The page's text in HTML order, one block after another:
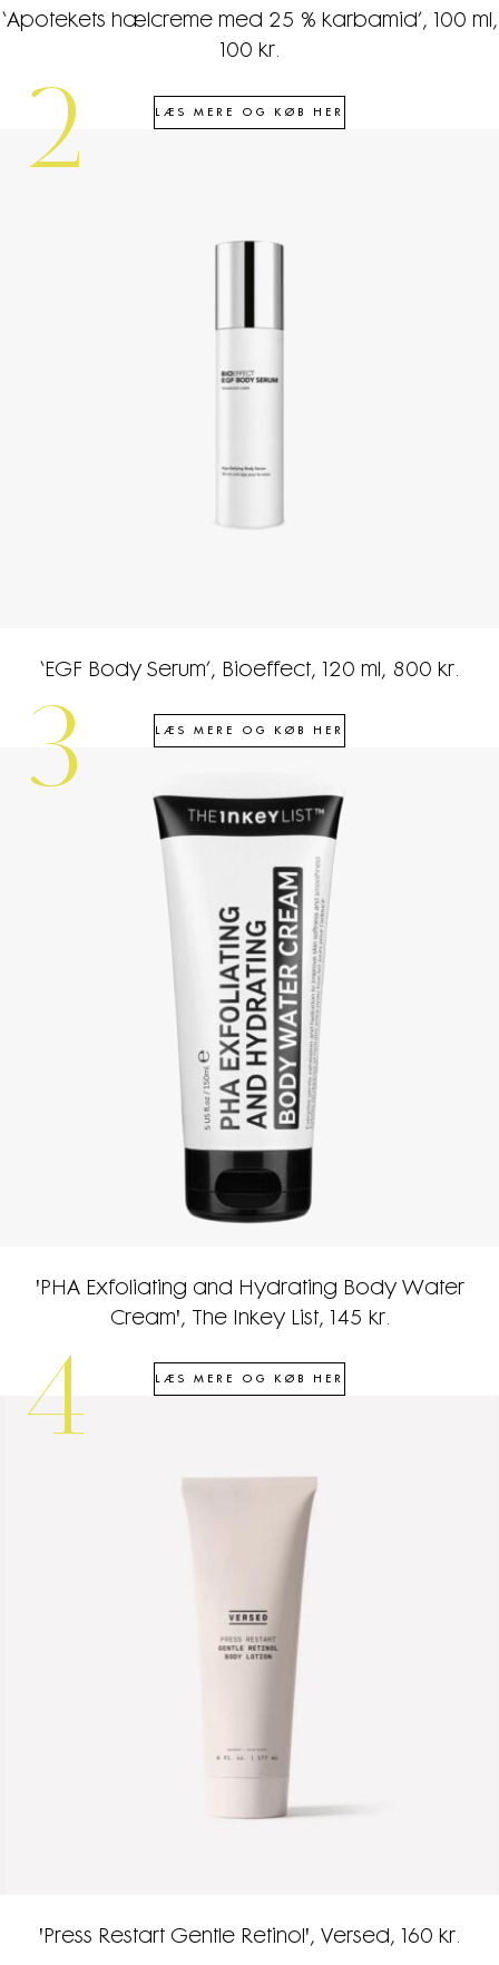
‘Apotekets hælcreme med 25 % karbamid’, 100 ml,
100 kr.
LÆS MERE OG KØB HER
2
‘EGF Body Serum’, Bioeffect, 120 ml, 800 kr.
LÆS MERE OG KØB HER
3
'PHA Exfoliating and Hydrating Body Water
Cream', The Inkey List, 145 kr.
LÆS MERE OG KØB HER
4
'Press Restart Gentle Retinol', Versed, 160 kr.